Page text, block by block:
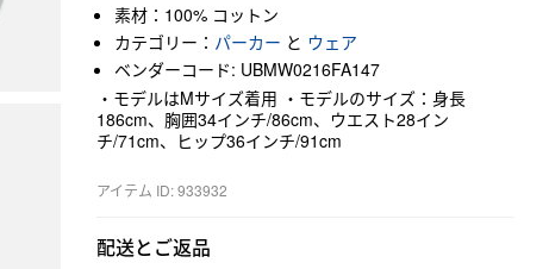
素材：100% コットン
カテゴリー： パーカー と ウェア
ベンダーコード: UBMW0216FA147
・モデルはMサイズ着用 ・モデルのサイズ：身長
186cm、胸囲34インチ/86cm、ウエスト28イン
チ/71cm、ヒップ36インチ/91cm
アイテム ID: 933932
配送とご返品